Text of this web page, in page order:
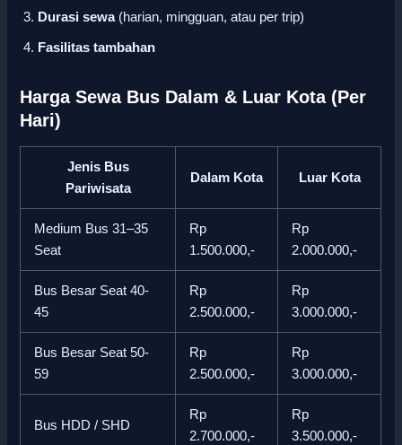
Durasi sewa(harian, mingguan, atau per trip)
Fasilitas tambahan
Harga Sewa Bus Dalam & Luar Kota (Per
Hari)
Jenis Bus
Pariwisata
Dalam Kota Luar Kota
Medium Bus 31–35
Seat
Rp
1.500.000,-
Rp
2.000.000,-
Bus Besar Seat 40-
45
Rp
2.500.000,-
Rp
3.000.000,-
Bus Besar Seat 50-
59
Rp
2.500.000,-
Rp
3.000.000,-
Bus HDD / SHD
Rp
2.700.000,-
Rp
3.500.000,-